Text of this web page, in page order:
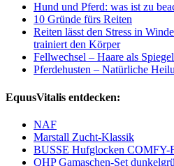
Hund und Pferd: was ist zu
10 Gründe fürs Reiten
Reiten lässt den Stress in
trainiert den Körper
Fellwechsel – Haare als
Pferdehusten – Natürliche
EquusVitalis entdecken:
NAF
Marstall Zucht-Klassik
BUSSE Hufglocken COMFY-
QHP Gamaschen-Set